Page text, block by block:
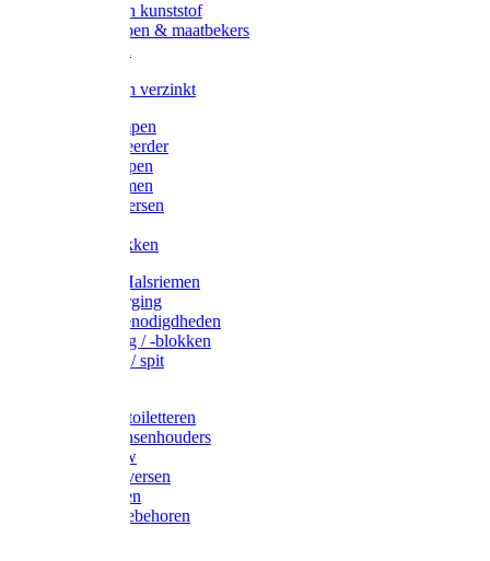
Voerbakken kunststof
Voerscheppen & maatbekers
Voerbakken verzinkt
Warmtelampen
Staartcoupeerder
Biggenkappen
Neuskrammen
Varken diversen
Varkensbakken
Halsters / Halsriemen
Hoefverzorging
Lammer benodigdheden
Ramdektuig / -blokken
Vastzetpen / spit
Poetsen & toiletteren
Zadel-/Trensenhouders
Halstertouw
Halsters diversen
Hoofdstellen
Zadel & toebehoren